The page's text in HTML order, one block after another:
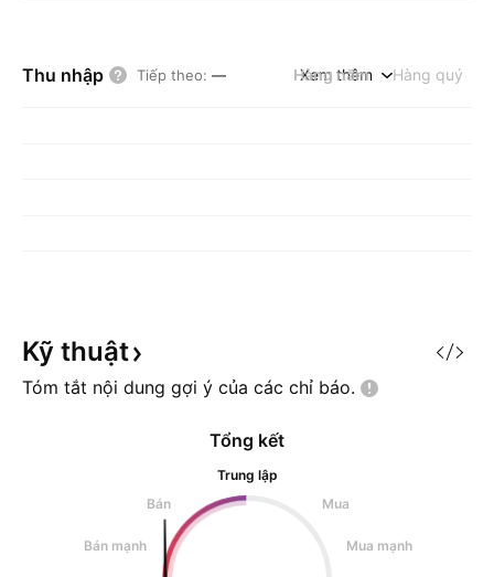
Thu nhập Tiếp theo: — Hàng năm Hàng quý
Xem thêm
Kỹ thuật
Tóm tắt nội dung gợi ý của các chỉ báo.
Tổng kết
Trung lập
Bán
Mua
Bán mạnh Mua mạnh